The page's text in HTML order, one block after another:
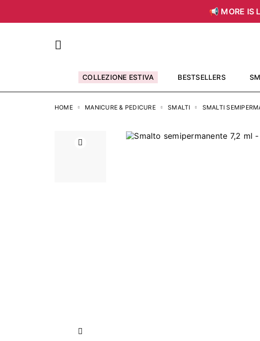
📢 MORE IS
COLLEZIONE ESTIVA BESTSELLERS
HOME MANICURE & PEDICURE SMALTI SMALTI
Precedente
Successivo